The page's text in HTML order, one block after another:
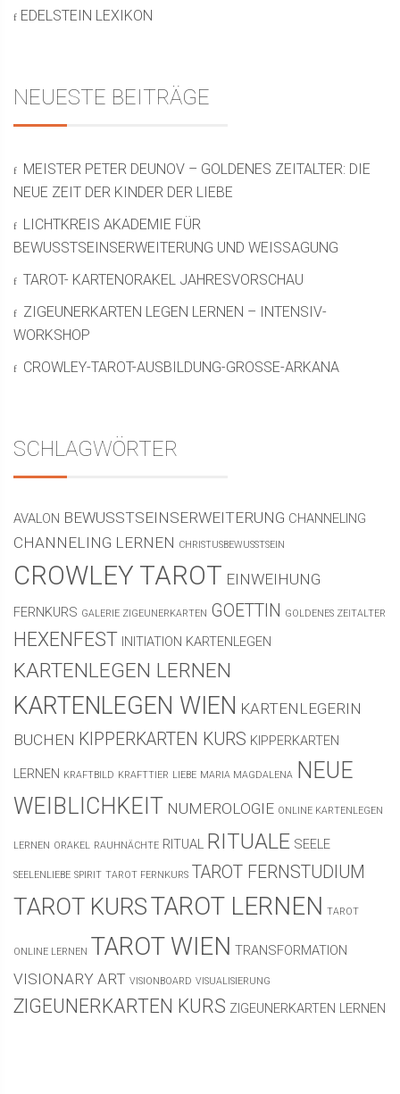
EDELSTEIN LEXIKON
NEUESTE BEITRÄGE
MEISTER PETER DEUNOV – GOLDENES ZEITALTER: DIE
NEUE ZEIT DER KINDER DER LIEBE
LICHTKREIS AKADEMIE FÜR
BEWUSSTSEINSERWEITERUNG UND WEISSAGUNG
TAROT- KARTENORAKEL JAHRESVORSCHAU
ZIGEUNERKARTEN LEGEN LERNEN – INTENSIV-
WORKSHOP
CROWLEY-TAROT-AUSBILDUNG-GROSSE-ARKANA
SCHLAGWÖRTER
AVALON BEWUSSTSEINSERWEITERUNG CHANNELING
CHANNELING LERNEN CHRISTUSBEWUSSTSEIN
CROWLEY TAROT EINWEIHUNG
FERNKURS GALERIE ZIGEUNERKARTEN GOETTIN GOLDENES ZEITALTER
HEXENFEST INITIATION KARTENLEGEN
KARTENLEGEN LERNEN
KARTENLEGEN WIEN KARTENLEGERIN
BUCHEN KIPPERKARTEN KURS KIPPERKARTEN
LERNEN KRAFTBILD KRAFTTIER LIEBE MARIA MAGDALENA
NEUE
WEIBLICHKEIT NUMEROLOGIE ONLINE KARTENLEGEN
LERNEN ORAKEL RAUHNÄCHTE RITUAL RITUALE SEELE
SEELENLIEBE SPIRIT TAROT FERNKURS TAROT FERNSTUDIUM
TAROT KURSTAROT LERNEN TAROT
ONLINE LERNEN TAROT WIEN TRANSFORMATION
VISIONARY ART VISIONBOARD VISUALISIERUNG
ZIGEUNERKARTEN KURS ZIGEUNERKARTEN LERNEN